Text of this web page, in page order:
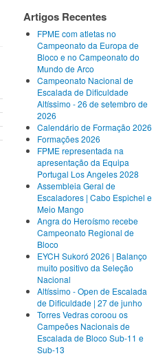
Artigos Recentes
FPME com atletas no
Campeonato da Europa de
Bloco e no Campeonato do
Mundo de Arco
Campeonato Nacional de
Escalada de Dificuldade
Altíssimo - 26 de setembro de
2026
Calendário de Formação 2026
Formações 2026
FPME representada na
apresentação da Equipa
Portugal Los Angeles 2028
Assembleia Geral de
Escaladores | Cabo Espichel e
Meio Mango
Angra do Heroísmo recebe
Campeonato Regional de
Bloco
EYCH Sukoró 2026 | Balanço
muito positivo da Seleção
Nacional
Altíssimo - Open de Escalada
de Dificuldade | 27 de junho
Torres Vedras coroou os
Campeões Nacionais de
Escalada de Bloco Sub-11 e
Sub-13